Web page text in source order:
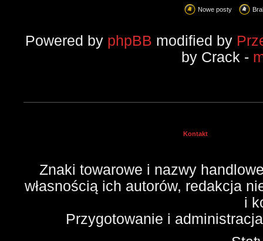
Nowe posty
Powered by phpBB modified by
by Crack -
Kontakt
Znaki towarowe i nazwy
własnością ich autorów, redakcja
i
Przygotowanie i